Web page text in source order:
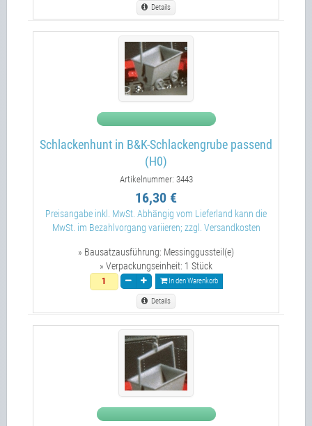
Details
Schlackenhunt in B&K-Schlackengrube passend
(H0)
Artikelnummer: 3443
16,30 €
Preisangabe inkl. MwSt. Abhängig vom Lieferland kann die
MwSt. im Bezahlvorgang variieren; zzgl. Versandkosten
» Bausatzausführung: Messinggussteil(e)
» Verpackungseinheit: 1 Stück
In den Warenkorb
Details